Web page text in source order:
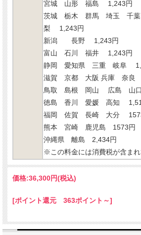
宮城 山形 福島 1,243円
茨城 栃木 群馬 埼玉 千
梨 1,243円
新潟 長野 1,243円
富山 石川 福井 1,243円
静岡 愛知県 三重 岐阜
滋賀 京都 大阪 兵庫 奈良
鳥取 島根 岡山 広島 山
徳島 香川 愛媛 高知
福岡 佐賀 長崎 大分
熊本 宮崎 鹿児島 1573円
沖縄県 離島 2,434円
※この料金には消費税が含まれ
価格:36,300円(税込)
[ポイント還元 363ポイント～]